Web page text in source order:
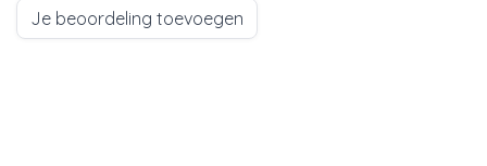
Je beoordeling toevoegen